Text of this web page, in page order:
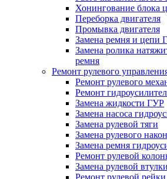
Хонингование блока
Переборка двигателя
Промывка двигателя
Замена ремня и цепи
Замена ролика
ремня
Ремонт рулевого
Ремонт рулевого
Ремонт
Замена жидкости ГУР
Замена насоса
Замена рулевой тяги
Замена рулевого
Замена ремня
Ремонт рулевой
Замена рулевой втулки
Ремонт рулевой рейки